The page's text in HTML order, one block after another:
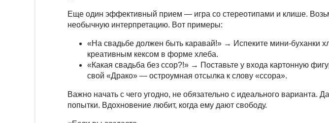
Еще один эффективный прием — игра со стереотипами и клише.
необычную интерпретацию. Вот примеры:
«На свадьбе должен быть каравай!» → Испеките мини-буханки
креативным кексом в форме хлеба.
«Какая свадьба без ссор?!» → Поставьте у входа картонную
свой «Драко» — остроумная отсылка к слову «ссора».
Важно начать с чего угодно, не обязательно с идеального
попытки. Вдохновение любит, когда ему дают свободу.